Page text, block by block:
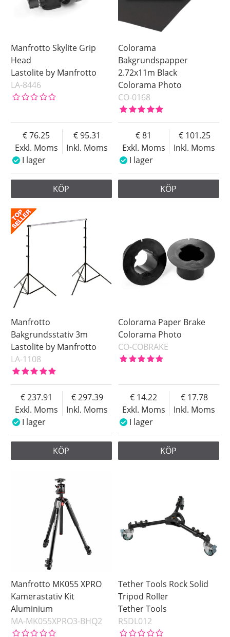
Manfrotto Skylite Grip
Head
Lastolite by Manfrotto
LA-8446
Exkl. Moms
76.25
Inkl. Moms
95.31
I lager
KÖP
Colorama
Bakgrundspapper
2.72x11m Black
Colorama Photo
CO-0168
Exkl. Moms
81
Inkl. Moms
101.25
I lager
KÖP
Manfrotto
Bakgrundsstativ 3m
Lastolite by Manfrotto
LA-1108
Exkl. Moms
237.91
Inkl. Moms
297.39
I lager
KÖP
Colorama Paper Brake
Colorama Photo
CO-COBRAKE
Exkl. Moms
14.22
Inkl. Moms
17.78
I lager
KÖP
Manfrotto MK055 XPRO
Kamerastativ Kit
Aluminium
MA-MK055XPRO3-BHQ2
Tether Tools Rock Solid
Tripod Roller
Tether Tools
RSDL012